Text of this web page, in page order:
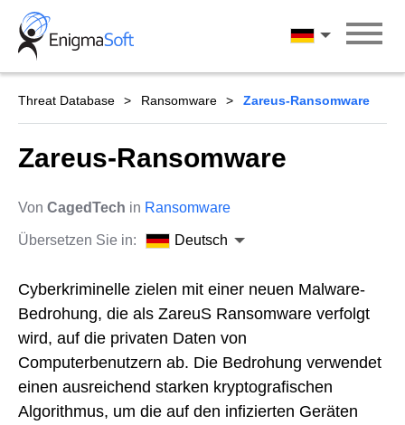
Skip
content
Deutsch
Threat Database Ransomware Zareus-Ransomware
Zareus-Ransomware
Von CagedTech in Ransomware
Übersetzen Sie in: Deutsch
Cyberkriminelle zielen mit einer neuen Malware-
Bedrohung, die als ZareuS Ransomware verfolgt
wird, auf die privaten Daten von
Computerbenutzern ab. Die Bedrohung verwendet
einen ausreichend starken kryptografischen
Algorithmus, um die auf den infizierten Geräten